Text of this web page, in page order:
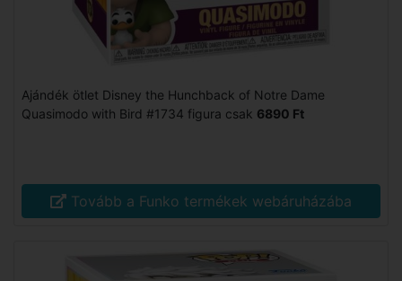
Ajándék ötlet Disney the Hunchback of Notre Dame
Quasimodo with Bird #1734 figura csak 6890 Ft
Tovább a Funko termékek webáruházába